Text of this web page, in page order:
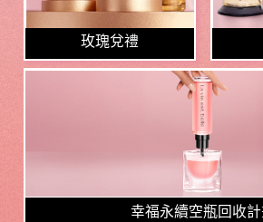
玫瑰兌禮
幸福永續空瓶回收計